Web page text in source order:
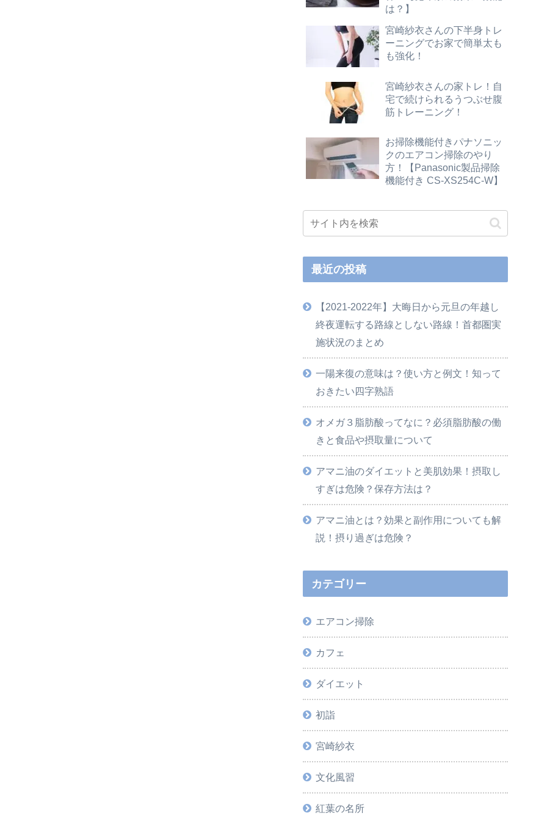
は？】
宮崎紗衣さんの下半身トレ
ーニングでお家で簡単太も
も強化！
宮崎紗衣さんの家トレ！自
宅で続けられるうつぶせ腹
筋トレーニング！
お掃除機能付きパナソニッ
クのエアコン掃除のやり
方！【Panasonic製品掃除
機能付き CS-XS254C-W】
最近の投稿
【2021-2022年】大晦日から元旦の年越し
終夜運転する路線としない路線！首都圏実
施状況のまとめ
一陽来復の意味は？使い方と例文！知って
おきたい四字熟語
オメガ３脂肪酸ってなに？必須脂肪酸の働
きと食品や摂取量について
アマニ油のダイエットと美肌効果！摂取し
すぎは危険？保存方法は？
アマニ油とは？効果と副作用についても解
説！摂り過ぎは危険？
カテゴリー
エアコン掃除
カフェ
ダイエット
初詣
宮崎紗衣
文化風習
紅葉の名所